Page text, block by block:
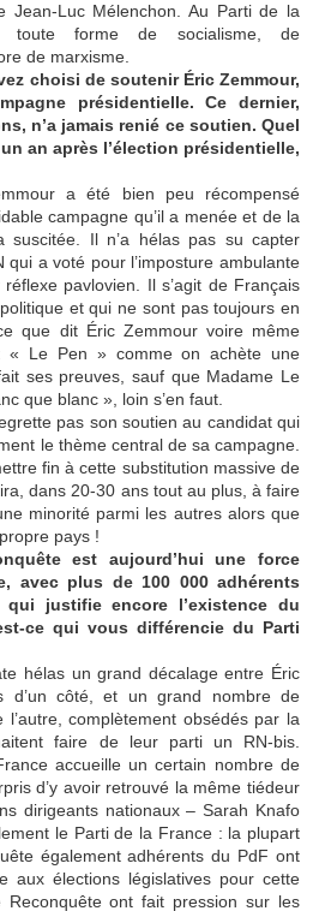
Jean-Luc Mélenchon. Au Parti de la
toute forme de socialisme, de
de marxisme.
choisi de soutenir Éric Zemmour,
présidentielle. Ce dernier,
n’a jamais renié ce soutien. Quel
an après l’élection présidentielle,
a été bien peu récompensé
campagne qu’il a menée et de la
suscitée. Il n’a hélas pas su capter
qui a voté pour l’imposture ambulante
pavlovien. Il s’agit de Français
et qui ne sont pas toujours en
que dit Éric Zemmour voire même
« Le Pen » comme on achète une
ses preuves, sauf que Madame Le
que blanc », loin s’en faut.
pas son soutien au candidat qui
le thème central de sa campagne.
fin à cette substitution massive de
dans 20-30 ans tout au plus, à faire
minorité parmi les autres alors que
pays !
est aujourd’hui une force
avec plus de 100 000 adhérents
qui justifie encore l’existence du
ce qui vous différencie du Parti
hélas un grand décalage entre Éric
d’un côté, et un grand nombre de
complètement obsédés par la
faire de leur parti un RN-bis.
accueille un certain nombre de
d’y avoir retrouvé la même tiédeur
dirigeants nationaux – Sarah Knafo
le Parti de la France : la plupart
également adhérents du PdF ont
aux élections législatives pour cette
Reconquête ont fait pression sur les